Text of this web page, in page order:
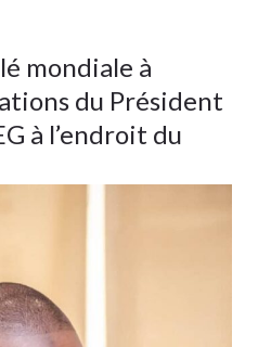
mondiale à
du Président
à l’endroit du